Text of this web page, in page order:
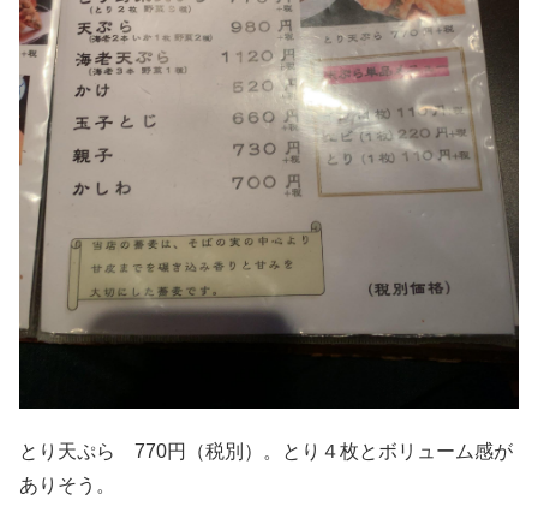
とり天ぷら 770円（税別）。とり４枚とボリューム感が
ありそう。